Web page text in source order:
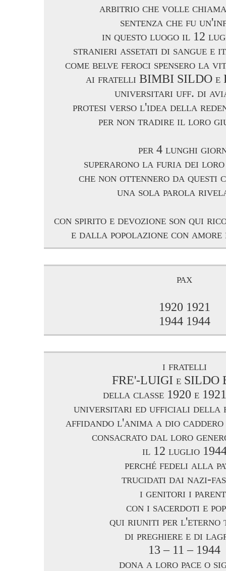
arbitrio che volle
sentenza che fu
in questo luogo il 12
stranieri assetati di sangue e
come belve feroci spensero la
ai fratelli BIMBI SILDO e
universitari uff. di
protesi verso l'idea della
per non tradire il loro
per 4 lunghi
superarono la furia dei
che non ottennero da questi
una sola parola
con spirito e devozione son qui
e dalla popolazione con
pax
1920 1921
1944 1944
i fratelli
FRE'-LUIGI e SILDO
della classe 1920 e
universitari ed ufficiali della
affidando l'anima a dio
consacrato dal loro
il 12 luglio
perché fedeli alla
trucidati dai nazi-
i genitori i
con i sacerdoti e
qui riuniti per l'eterno
di preghiere e di
13 – 11 – 1944
dona a loro pace o